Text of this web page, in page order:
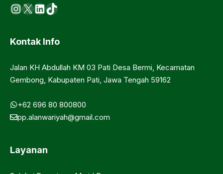
Instagram
X LinkedIn
https://www.tiktok.com/
Kontak Info
Jalan KH Abdullah KM 03 Pati Desa Bermi, Kecamatan
Gembong, Kabupaten Pati, Jawa Tengah 59162
+62 696 80 800800
pp.alanwariyah@gmail.com
Layanan